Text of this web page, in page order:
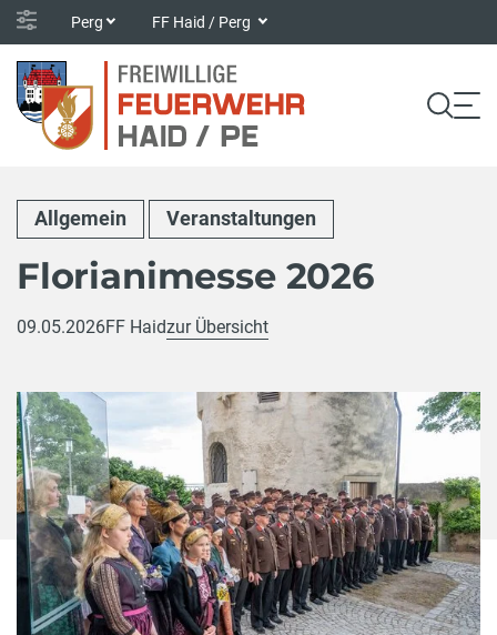
Perg FF Haid / Perg
Allgemein Veranstaltungen
Florianimesse 2026
09.05.2026FF Haidzur Übersicht